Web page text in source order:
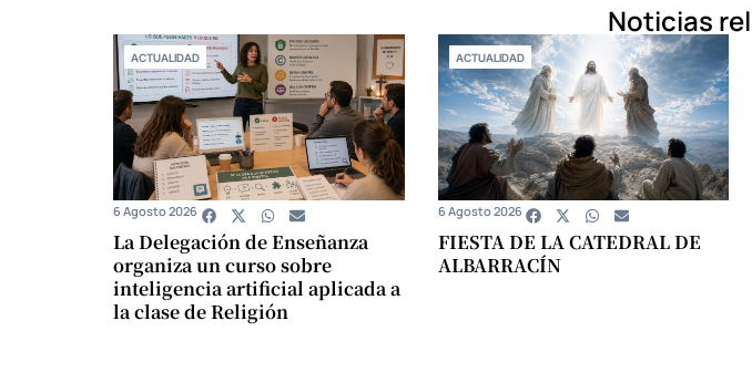
Noticias
ACTUALIDAD
La Delegación de Enseñanza
organiza un curso sobre
inteligencia artificial aplicada a
la clase de Religión
6 Agosto 2026
ACTUALIDAD
FIESTA DE LA CATEDRAL DE
ALBARRACÍN
6 Agosto 2026